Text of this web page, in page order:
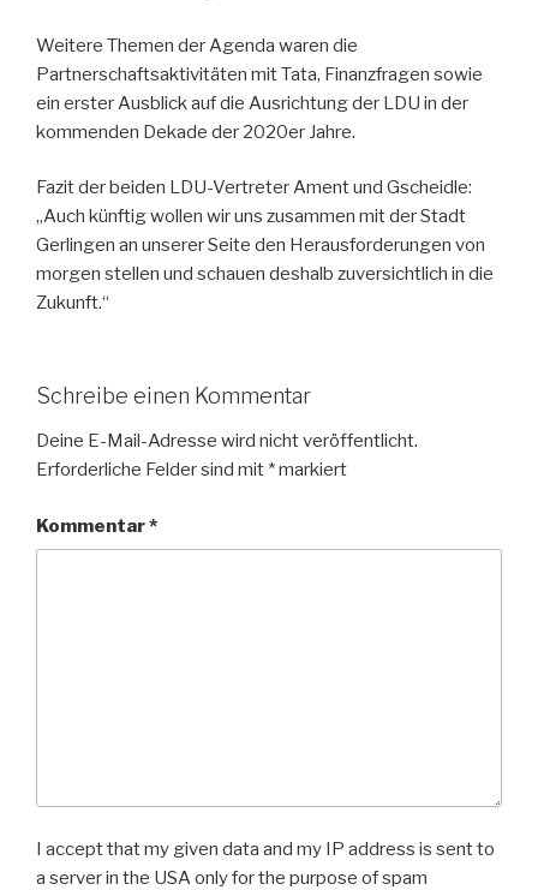
Weitere Themen der Agenda waren die
Partnerschaftsaktivitäten mit Tata, Finanzfragen sowie
ein erster Ausblick auf die Ausrichtung der LDU in der
kommenden Dekade der 2020er Jahre.
Fazit der beiden LDU-Vertreter Ament und Gscheidle:
„Auch künftig wollen wir uns zusammen mit der Stadt
Gerlingen an unserer Seite den Herausforderungen von
morgen stellen und schauen deshalb zuversichtlich in die
Zukunft.“
Schreibe einen Kommentar
Deine E-Mail-Adresse wird nicht veröffentlicht.
Erforderliche Felder sind mit *markiert
Kommentar*
I accept that my given data and my IP address is sent to
a server in the USA only for the purpose of spam